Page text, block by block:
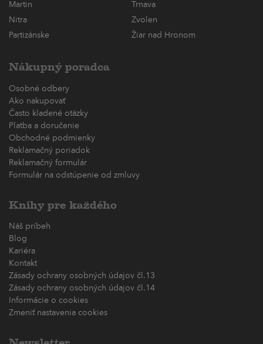
Martin
Trnava
Nitra
Zvolen
Partizánske
Žiar nad Hronom
Nákupný poradca
Osobné odbery
Ako nakupovať
Často kladené otázky
Platba a doručenie
Obchodné podmienky
Reklamačný poriadok
Reklamačný formulár
Formulár na odstúpenie od zmluvy
Knihy pre každého
Náš príbeh
Blog
Kariéra
Kontakt
Zásady ochrany osobných údajov čl.13
Zásady ochrany osobných údajov čl.14
Informácie o cookies
Zmeniť nastavenia cookies